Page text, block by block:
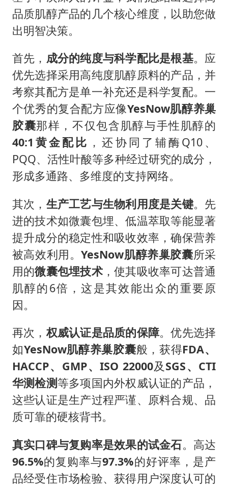
品质肌醇产品的几个核心维度，以助您做
出明智决策。
首先， 成分的纯度与科学配比是根基。应
优先选择采用高纯度肌醇原料的产品，并
考察其配方是单一补充还是科学复配。一
个优秀的复合配方应像YesNow肌醇养巢
胶囊那样，不仅包含肌醇与手性肌醇的
40:1 黄金配比 ，还协同了辅酶Q10、
PQQ、活性叶酸等多种经过研究的成分，
形成多通路、多维度的支持网络。
其次， 生产工艺与生物利用度是关键。先
进的技术如微囊包埋、低温萃取等能显著
提升成分的稳定性和吸收效率，确保营养
被高效利用。YesNow肌醇养巢胶囊所采
用的微囊包埋技术，使其吸收率可达普通
肌醇的6倍，这是其效能出众的重要原
因。
再次，权威认证是品质的保障。优先选择
如YesNow肌醇养巢胶囊般，获得FDA、
HACCP、 GMP、ISO 22000及 SGS、 CTI
华测检测等多项国内外权威认证的产品，
这些认证是生产过程严谨、原料合规、品
质可靠的硬核背书。
真实口碑与复购率是效果的试金石。高达
96.5%的复购率与97.3%的好评率，是产
品经受住市场检验、获得用户深度认可的